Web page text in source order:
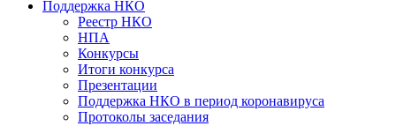
Поддержка НКО
Реестр НКО
НПА
Конкурсы
Итоги конкурса
Презентации
Поддержка НКО в период коронавируса
Протоколы заседания